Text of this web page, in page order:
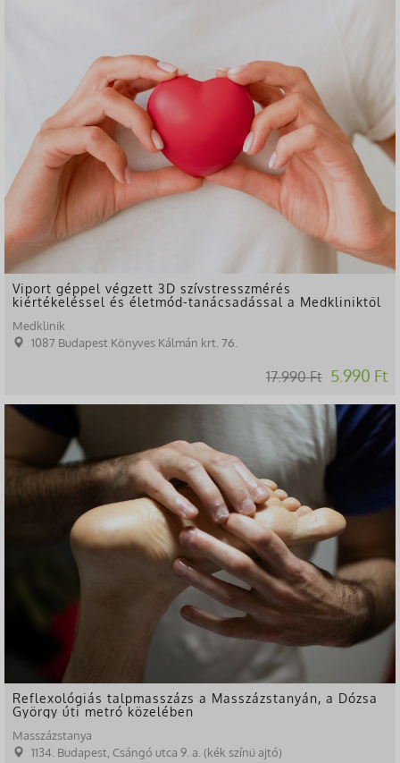
Viport géppel végzett 3D szívstresszmérés
kiértékeléssel és életmód-tanácsadással a Medkliniktől
Medklinik
1087 Budapest Könyves Kálmán krt. 76.
17.990 Ft 5.990 Ft
-25%
Reflexológiás talpmasszázs a Masszázstanyán, a Dózsa
György úti metró közelében
Masszázstanya
1134. Budapest, Csángó utca 9. a. (kék színű ajtó)